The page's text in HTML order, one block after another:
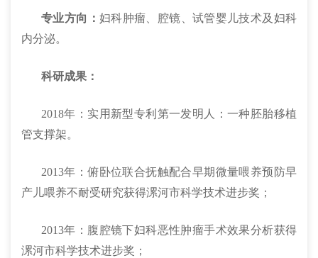
专业方向： 妇科肿瘤、腔镜、试管婴儿技术及妇科
内分泌。
科研成果：
2018年：实用新型专利第一发明人：一种胚胎移植
管支撑架。
2013年：俯卧位联合抚触配合早期微量喂养预防早
产儿喂养不耐受研究获得漯河市科学技术进步奖；
2013年：腹腔镜下妇科恶性肿瘤手术效果分析获得
漯河市科学技术进步奖；